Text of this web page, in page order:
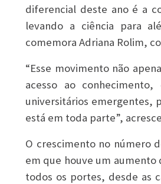
diferencial deste ano é a
levando a ciência para
comemora Adriana Rolim,
“Esse movimento não
acesso ao
universitários emergentes,
está em toda parte”,
O crescimento no número
em que houve um aumento
todos os portes, desde as